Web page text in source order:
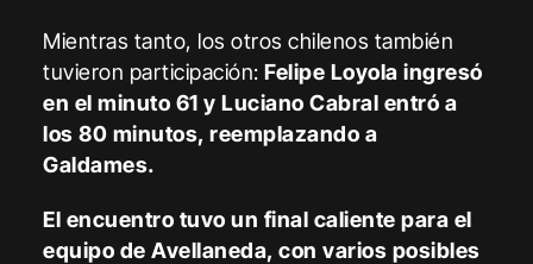
Mientras tanto, los otros chilenos también
tuvieron participación:Felipe Loyola ingresó
en el minuto 61 y Luciano Cabral entró a
los 80 minutos, reemplazando a
Galdames.
El encuentro tuvo un final caliente para el
equipo de Avellaneda, con varios posibles